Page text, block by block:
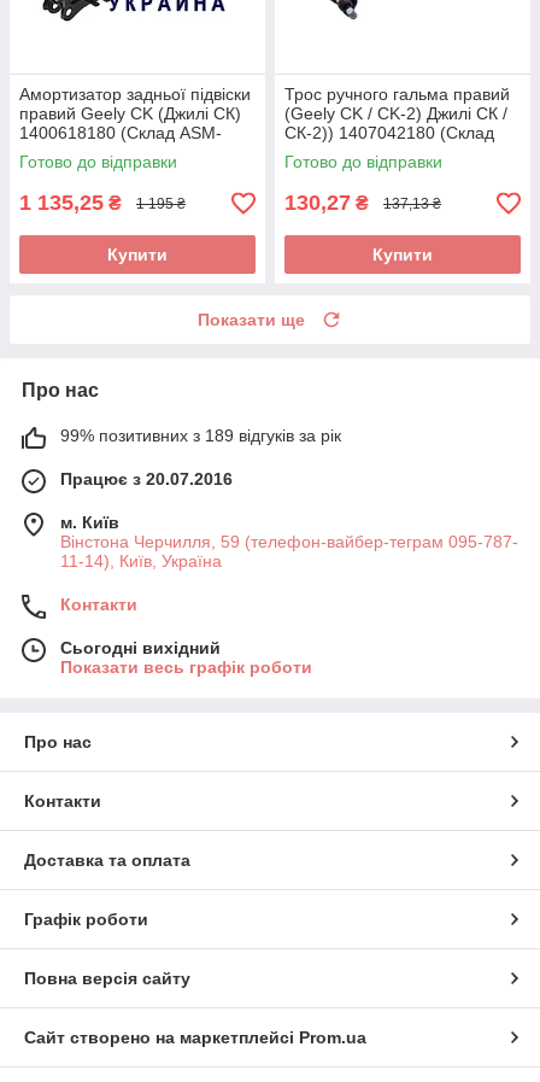
Амортизатор задньої підвіски
правий Geely CK (Джилі СК)
1400618180 (Склад ASM-
UKR)
Готово до відправки
1 135,25 ₴ 1 195 ₴
Купити
Трос ручного гальма правий
(Geely CK / CK-2) Джилі СК /
СК-2)) 1407042180 (Склад
ASM-UKR)
Готово до відправки
130,27 ₴ 137,13 ₴
Купити
Показати ще
Про нас
99% позитивних з 189 відгуків за рік
Працює з 20.07.2016
м. Київ
Вінстона Черчилля, 59 (телефон-вайбер-теграм 095-787-
11-14), Київ, Україна
Контакти
Сьогодні вихідний
Показати весь графік роботи
Про нас
Контакти
Доставка та оплата
Графік роботи
Повна версія сайту
Сайт створено на маркетплейсі Prom.ua